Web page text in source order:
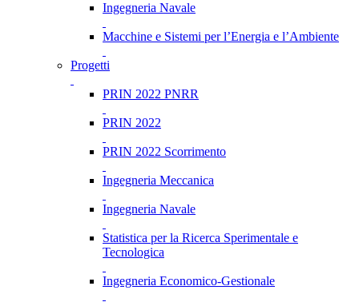
Ingegneria Navale
Macchine e Sistemi per l’Energia e l’Ambiente
Progetti
PRIN 2022 PNRR
PRIN 2022
PRIN 2022 Scorrimento
Ingegneria Meccanica
Ingegneria Navale
Statistica per la Ricerca Sperimentale e
Tecnologica
Ingegneria Economico-Gestionale